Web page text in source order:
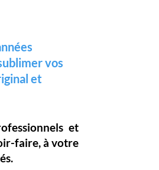
vos
et
et
faire,à votre